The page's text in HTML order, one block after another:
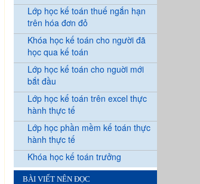
Lớp học kế toán thuế ngắn hạn
trên hóa đơn đỏ
Khóa học kế toán cho người đã
học qua kế toán
Lớp học kế toán cho nguời mới
bắt đầu
Lớp học kế toán trên excel thực
hành thực tế
Lớp học phần mềm kế toán thực
hành thực tế
Khóa học kế toán trưởng
BÀI VIẾT NÊN ĐỌC